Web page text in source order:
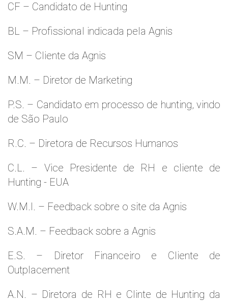
CF – Candidato de Hunting
BL – Profissional indicada pela Agnis
SM – Cliente da Agnis
M.M. – Diretor de Marketing
P.S. – Candidato em processo de hunting, vindo
de São Paulo
R.C. – Diretora de Recursos Humanos
C.L. – Vice Presidente de RH e cliente de
Hunting - EUA
W.M.l. – Feedback sobre o site da Agnis
S.A.M. – Feedback sobre a Agnis
E.S. – Diretor Financeiro e Cliente de
Outplacement
A.N. – Diretora de RH e Clinte de Hunting da